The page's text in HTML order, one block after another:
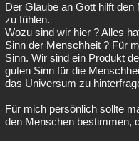
Der Glaube an Gott hilft
zu fühlen.
Wozu sind wir hier ? Alles
Sinn der Menschheit ? Für
Sinn. Wir sind ein Produkt
guten Sinn für die
das Universum zu
Für mich persönlich sollte
den Menschen bestimmen,